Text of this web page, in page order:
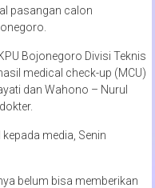
pasangan calon
Bojonegoro Divisi Teknis
medical check-up (MCU)
dan Wahono – Nurul
media, Senin
belum bisa memberikan